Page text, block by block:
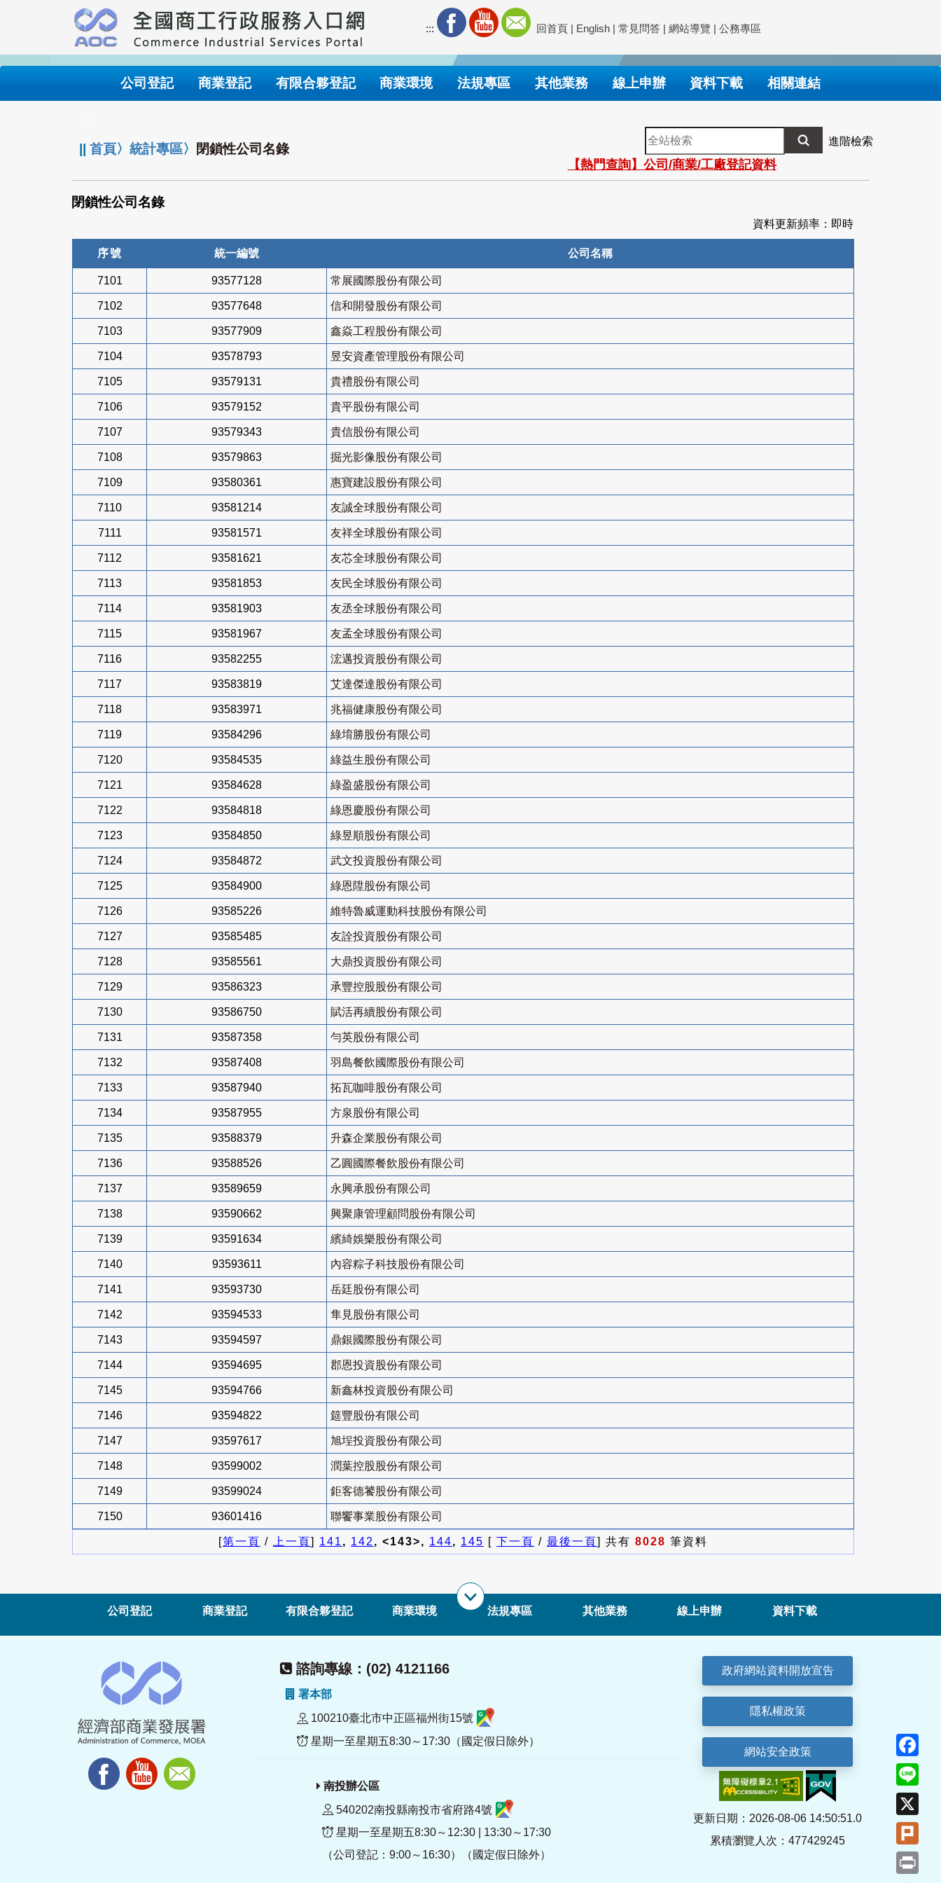
要
內
::: 回首頁 | English | 常見問答 | 網站導覽 | 公務專區
公司登記 商業登記 有限合夥登記 商業環境 法規專區 其他業務 線上申辦 資料下載 相關連結
||首頁〉統計專區〉 閉鎖性公司名錄
全
站
檢
索
進階檢索
【熱門查詢】公司/商業/工廠登記資料
閉鎖性公司名錄
資料更新頻率：即時
序號 統一編號 公司名稱
7101 93577128 常展國際股份有限公司
7102 93577648 信和開發股份有限公司
7103 93577909 鑫焱工程股份有限公司
7104 93578793 昱安資產管理股份有限公司
7105 93579131 貴禮股份有限公司
7106 93579152 貴平股份有限公司
7107 93579343 貴信股份有限公司
7108 93579863 掘光影像股份有限公司
7109 93580361 惠寶建設股份有限公司
7110 93581214 友誠全球股份有限公司
7111 93581571 友祥全球股份有限公司
7112 93581621 友芯全球股份有限公司
7113 93581853 友民全球股份有限公司
7114 93581903 友丞全球股份有限公司
7115 93581967 友孟全球股份有限公司
7116 93582255 浤邁投資股份有限公司
7117 93583819 艾達傑達股份有限公司
7118 93583971 兆福健康股份有限公司
7119 93584296 綠堉勝股份有限公司
7120 93584535 綠益生股份有限公司
7121 93584628 綠盈盛股份有限公司
7122 93584818 綠恩慶股份有限公司
7123 93584850 綠昱順股份有限公司
7124 93584872 武文投資股份有限公司
7125 93584900 綠恩陞股份有限公司
7126 93585226 維特魯威運動科技股份有限公司
7127 93585485 友詮投資股份有限公司
7128 93585561 大鼎投資股份有限公司
7129 93586323 承豐控股股份有限公司
7130 93586750 賦活再續股份有限公司
7131 93587358 勻英股份有限公司
7132 93587408 羽島餐飲國際股份有限公司
7133 93587940 拓瓦咖啡股份有限公司
7134 93587955 方泉股份有限公司
7135 93588379 升森企業股份有限公司
7136 93588526 乙圓國際餐飲股份有限公司
7137 93589659 永興承股份有限公司
7138 93590662 興聚康管理顧問股份有限公司
7139 93591634 繽綺娛樂股份有限公司
7140 93593611 內容粽子科技股份有限公司
7141 93593730 岳廷股份有限公司
7142 93594533 隼見股份有限公司
7143 93594597 鼎銀國際股份有限公司
7144 93594695 郡恩投資股份有限公司
7145 93594766 新鑫林投資股份有限公司
7146 93594822 筵豐股份有限公司
7147 93597617 旭埕投資股份有限公司
7148 93599002 潤葉控股股份有限公司
7149 93599024 鉅客德饕股份有限公司
7150 93601416 聯饗事業股份有限公司
[第一頁 / 上一頁] 141, 142, <143>, 144, 145 [ 下一頁 / 最後一頁] 共有 8028 筆資料
公司登記 商業登記 有限合夥登記 商業環境 法規專區 其他業務 線上申辦 資料下載
諮詢專線：(02) 4121166
署本部
100210臺北市中正區福州街15號
星期一至星期五8:30～17:30（國定假日除外）
南投辦公區
540202南投縣南投市省府路4號
星期一至星期五8:30～12:30 | 13:30～17:30
（公司登記：9:00～16:30）（國定假日除外）
政府網站資料開放宣告
隱私權政策
網站安全政策
更新日期：2026-08-06 14:50:51.0
累積瀏覽人次：477429245